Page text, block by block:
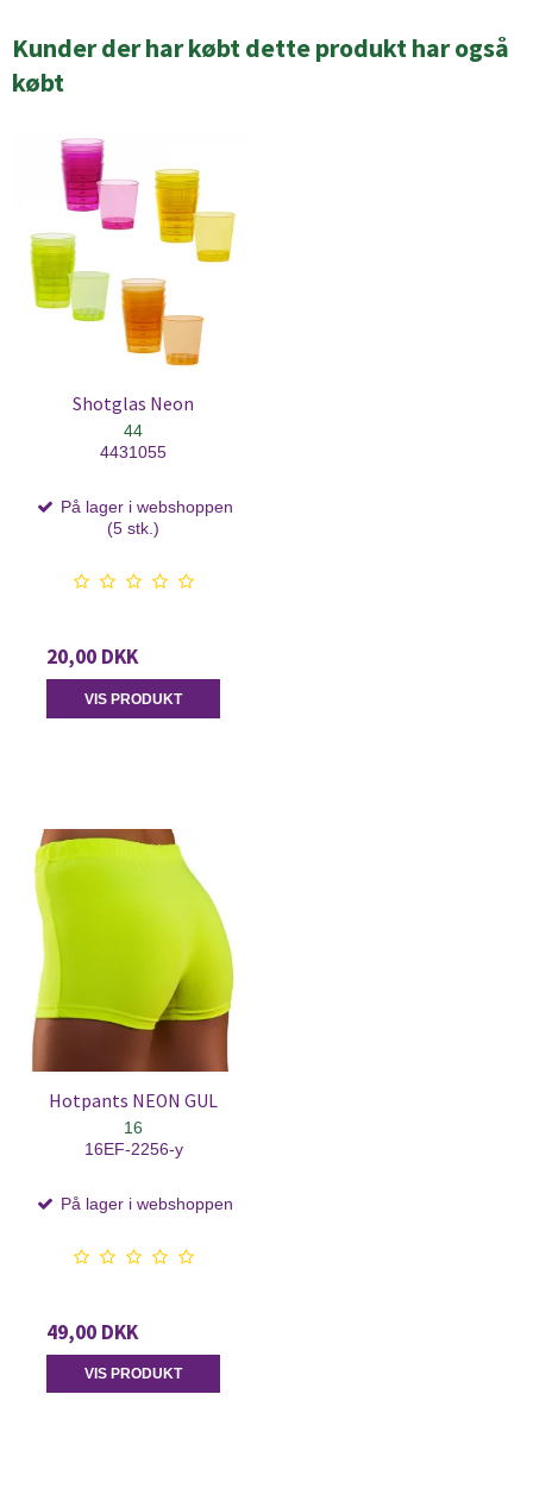
Kunder der har købt dette produkt har også
købt
Shotglas Neon
44
4431055
På lager i webshoppen
(5 stk.)
20,00 DKK
VIS PRODUKT
Hotpants NEON GUL
16
16EF-2256-y
På lager i webshoppen
49,00 DKK
VIS PRODUKT